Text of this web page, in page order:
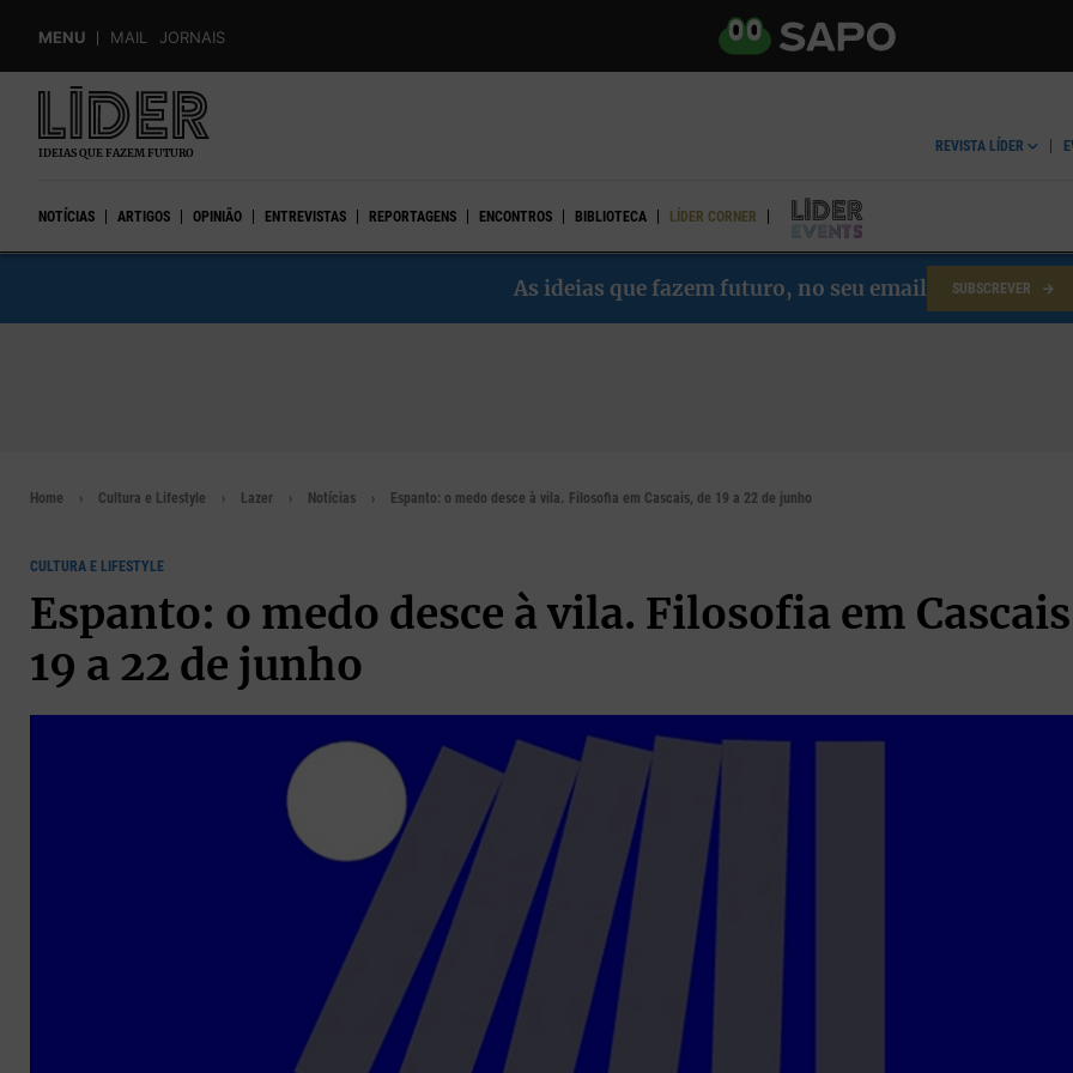
main
content
MENU MAIL JORNAIS
IDEIAS QUE FAZEM FUTURO REVISTA LÍDER
NOTÍCIAS ARTIGOS OPINIÃO ENTREVISTAS REPORTAGENS ENCONTROS BIBLIOTECA LÍDER CORNER LÍDER EVENTS
As ideias que fazem futuro, no seu email SUBSCREVER
Home Cultura e Lifestyle Lazer Notícias Espanto: o medo desce à vila. Filosofia em Cascais, de 19 a 22 de junho
CULTURA E LIFESTYLE
Espanto: o medo desce à vila. Filosofia em
19 a 22 de junho